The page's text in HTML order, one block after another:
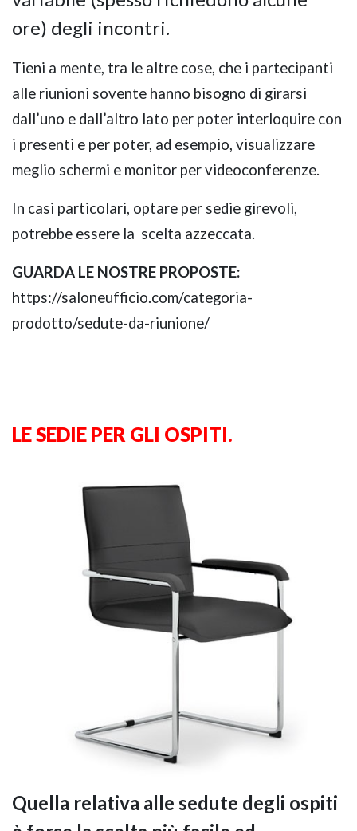
ore) degli incontri.
Tieni a mente, tra le altre cose, che i partecipanti
alle riunioni sovente hanno bisogno di girarsi
dall’uno e dall’altro lato per poter interloquire con
i presenti e per poter, ad esempio, visualizzare
meglio schermi e monitor per videoconferenze.
In casi particolari, optare per sedie girevoli,
potrebbe essere la scelta azzeccata.
GUARDA LE NOSTRE PROPOSTE:
https://saloneufficio.com/categoria-
prodotto/sedute-da-riunione/
LE SEDIE PER GLI OSPITI.
Quella relativa alle sedute degli ospiti